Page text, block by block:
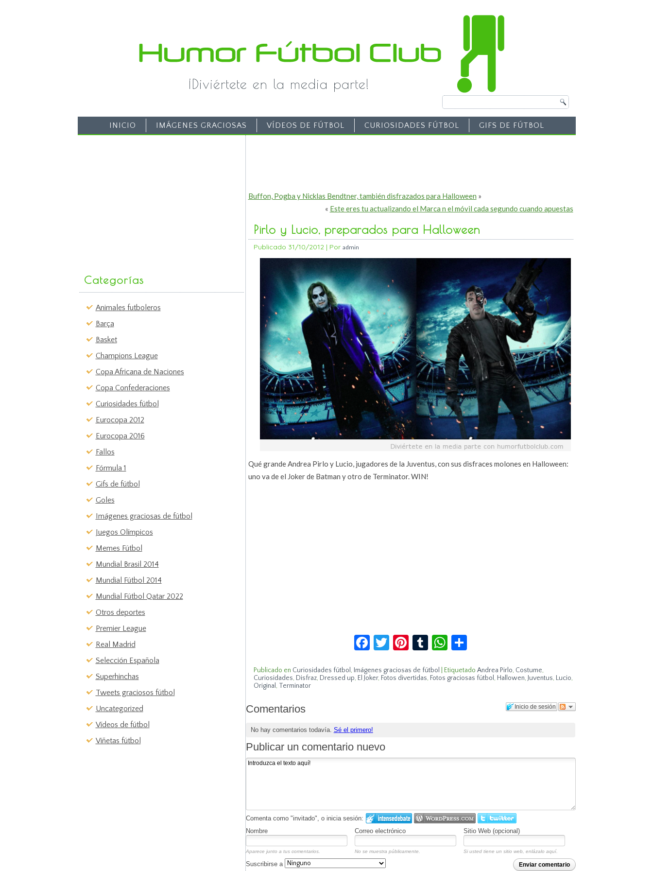
¡Diviértete en la media parte!
INICIO IMÁGENES GRACIOSAS VÍDEOS DE FÚTBOL CURIOSIDADES FÚTBOL GIFS DE FÚTBOL
Categorías
Animales futboleros
Barça
Basket
Champions League
Copa Africana de Naciones
Copa Confederaciones
Curiosidades fútbol
Eurocopa 2012
Eurocopa 2016
Fallos
Fórmula 1
Gifs de fútbol
Goles
Imágenes graciosas de fútbol
Juegos Olímpicos
Memes Fútbol
Mundial Brasil 2014
Mundial Fútbol 2014
Mundial Fútbol Qatar 2022
Otros deportes
Premier League
Real Madrid
Selección Española
Superhinchas
Tweets graciosos fútbol
Uncategorized
Vídeos de fútbol
Viñetas fútbol
Buffon, Pogba y Nicklas Bendtner, también disfrazados para Halloween »
« Este eres tu actualizando el Marca n el móvil cada segundo cuando apuestas
Pirlo y Lucio, preparados para Halloween
Publicado 31/10/2012| Por admin
Qué grande Andrea Pirlo y Lucio, jugadores de la Juventus, con sus disfraces molones en Halloween:
uno va de el Joker de Batman y otro de Terminator. WIN!
Facebook
Twitter
Pinterest
TumblrWhatsApp
Publicado en Curiosidades fútbol , Imágenes graciosas de fútbol Etiquetado Andrea Pirlo, Costume,
Curiosidades, Disfraz, Dressed up, El Joker, Fotos divertidas, Fotos graciosas fútbol , Hallowen, Juventus, Lucio,
Original , Terminator
Inicio de sesión
Comentarios
No hay comentarios todavía. Sé el primero!
Publicar un comentario nuevo
Comenta como "invitado", o inicia sesión:
Nombre
Correo electrónico Sitio Web (opcional)
Aparece junto a tus comentarios. No se muestra públicamente. Si usted tiene un sitio web, enlázalo aquí.
Enviar comentario
Suscribirse a